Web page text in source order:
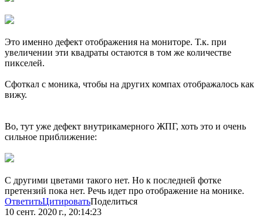
Это именно дефект отображения на мониторе. Т.к. при
увеличении эти квадраты остаются в том же количестве
пикселей.
Сфоткал с моника, чтобы на других компах отображалось как
вижу.
Во, тут уже дефект внутрикамерного ЖПГ, хоть это и очень
сильное приближение:
С другими цветами такого нет. Но к последней фотке
претензий пока нет. Речь идет про отображение на монике.
ОтветитьЦитироватьПоделиться
10 сент. 2020 г., 20:14:23